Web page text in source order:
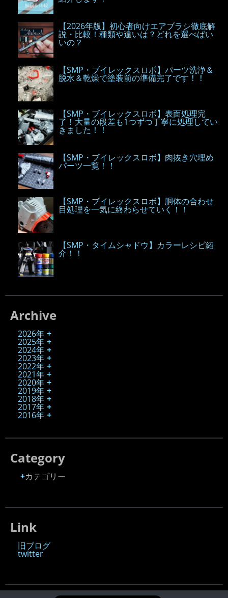
【2026年版】初心者向けエアブラシ徹底解
説・比較！種類や違いは？どれを選べばい
いの？
【SMP・ブイレックスロボ】パーツ洗浄＆
脱水＆乾燥で塗装前の準備完了です！！
【SMP・ブイレックスロボ】表面処理完
了！大量の段差も1つずつ丁寧に処理してい
きました！！
【SMP・ブイレックスロボ】肉抜き穴埋め
パーツ一覧！！
【SMP・ブイレックスロボ】胴体の合わせ
目処理を一気に終わらせていく！！
【SMP・タイムシャドウ】カラーレシピ紹
介！！
Archive
2026年
2025年
2024年
2023年
2022年
2021年
2020年
2019年
2018年
2017年
2016年
Category
カテゴリー
Link
旧ブログ
twitter